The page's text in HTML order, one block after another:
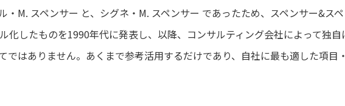
M. スペンサー と、シグネ・M. スペンサー であったため、スペンサー&ス
したものを1990年代に発表し、以降、コンサルティング会社によって独自
はありません。あくまで参考活用するだけであり、自社に最も適した項目